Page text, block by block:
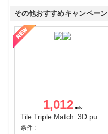
その他おすすめキャンペーン
1,012
Tile Triple Match: 3D puzzle
条件 :